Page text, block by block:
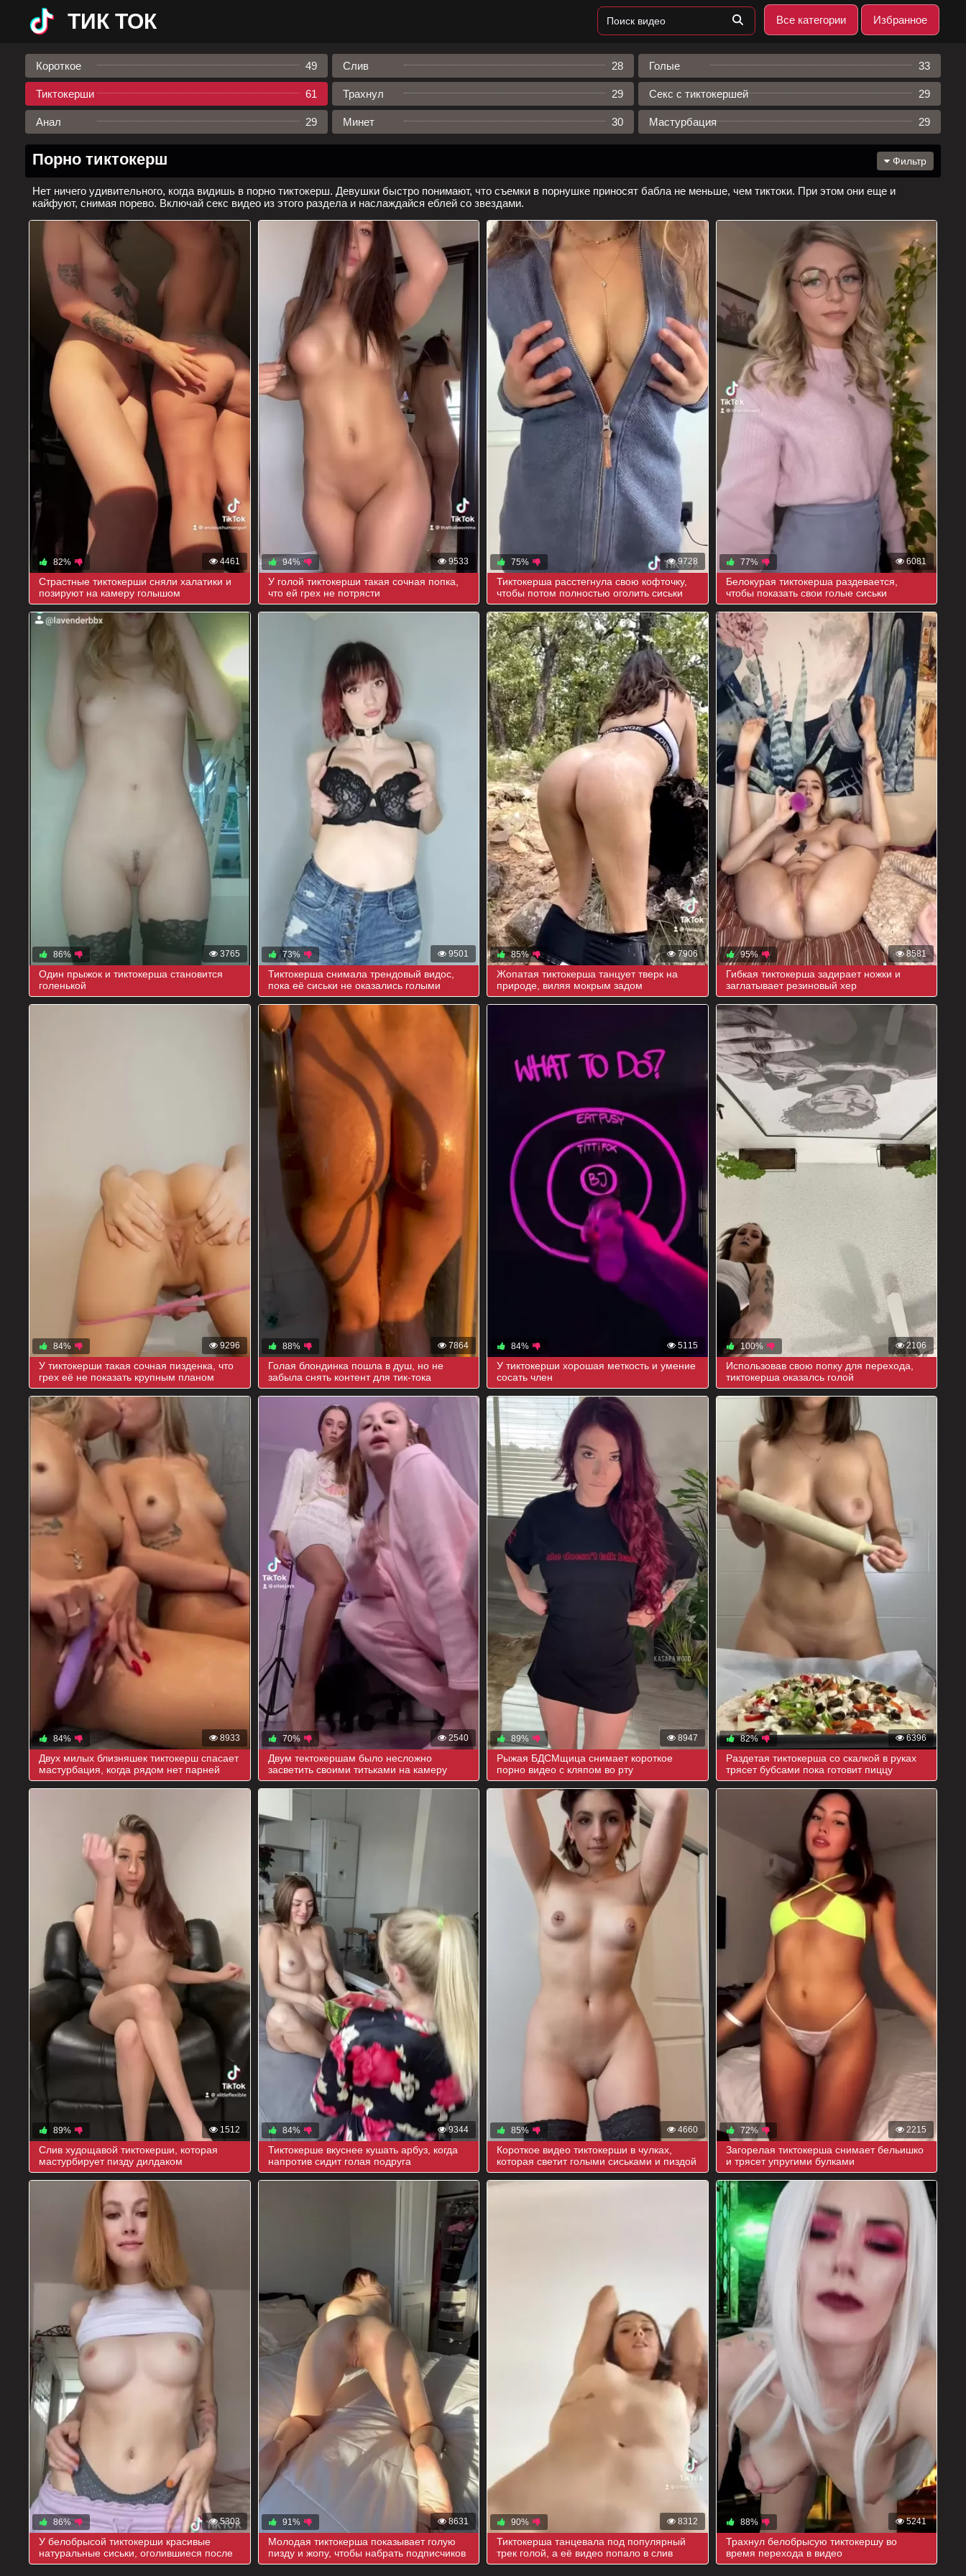
ТИК ТОК Все категории Избранное
Короткое 49 Слив 28 Голые 33
Тиктокерши 61 Трахнул 29 Секс c тиктокершей 29
Анал 29 Минет 30 Мастурбация 29
Порно тиктокерш Фильтр
Нет ничего удивительного, когда видишь в порно тиктокерш. Девушки быстро понимают, что съемки в порнушке приносят бабла не меньше, чем тиктоки. При этом они еще и
кайфуют, снимая порево. Включай секс видео из этого раздела и наслаждайся еблей со звездами.
4461
82%
Страстные тиктокерши сняли халатики и
позируют на камеру голышом
9533
94%
У голой тиктокерши такая сочная попка,
что ей грех не потрясти
9728
75%
Тиктокерша расстегнула свою кофточку,
чтобы потом полностью оголить сиськи
6081
77%
Белокурая тиктокерша раздевается,
чтобы показать свои голые сиськи
3765
86%
Один прыжок и тиктокерша становится
голенькой
9501
73%
Тиктокерша снимала трендовый видос,
пока её сиськи не оказались голыми
7906
85%
Жопатая тиктокерша танцует тверк на
природе, виляя мокрым задом
8581
95%
Гибкая тиктокерша задирает ножки и
заглатывает резиновый хер
9296
84%
У тиктокерши такая сочная пизденка, что
грех её не показать крупным планом
7864
88%
Голая блондинка пошла в душ, но не
забыла снять контент для тик-тока
5115
84%
У тиктокерши хорошая меткость и умение
сосать член
2106
100%
Использовав свою попку для перехода,
тиктокерша оказалсь голой
8933
84%
Двух милых близняшек тиктокерш спасает
мастурбация, когда рядом нет парней
2540
70%
Двум тектокершам было несложно
засветить своими титьками на камеру
8947
89%
Рыжая БДСМщица снимает короткое
порно видео с кляпом во рту
6396
82%
Раздетая тиктокерша со скалкой в руках
трясет бубсами пока готовит пиццу
1512
89%
Слив худощавой тиктокерши, которая
мастурбирует пизду дилдаком
9344
84%
Тиктокерше вкуснее кушать арбуз, когда
напротив сидит голая подруга
4660
85%
Короткое видео тиктокерши в чулках,
которая светит голыми сиськами и пиздой
2215
72%
Загорелая тиктокерша снимает бельишко
и трясет упругими булками
5303
86%
У белобрысой тиктокерши красивые
натуральные сиськи, оголившиеся после
прыжка
8631
91%
Молодая тиктокерша показывает голую
пизду и жопу, чтобы набрать подписчиков
8312
90%
Тиктокерша танцевала под популярный
трек голой, а её видео попало в слив
5241
88%
Трахнул белобрысую тиктокершу во
время перехода в видео